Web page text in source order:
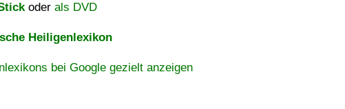
oder als DVD
Heiligenlexikon
bei Google gezielt anzeigen